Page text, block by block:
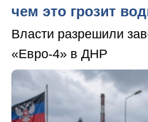
чем это грозит
Власти разрешили
«Евро-4» в ДНР